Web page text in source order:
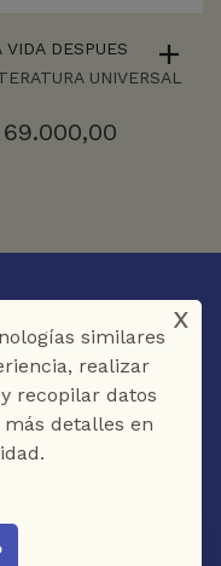
VIDA DESPUES
UNIVERSAL
69.000,00
- COLOMBIA
similares
realizar
recopilar datos
detalles en
x